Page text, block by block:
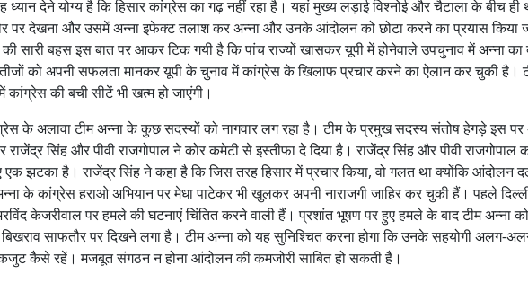
देने योग्य है कि हिसार कांग्रेस का गढ़ नहीं रहा है। यहां मुख्य लड़ाई विश्नोई और चैटाला के बीच ही
पर देखना और उसमें अन्ना इफेक्ट तलाश कर अन्ना और उनके आंदोलन को छोटा करने का प्रयास किया
सारी बहस इस बात पर आकर टिक गयी है कि पांच राज्यों खासकर यूपी में होनेवाले उपचुनाव में अन्ना का
को अपनी सफलता मानकर यूपी के चुनाव में कांग्रेस के खिलाफ प्रचार करने का ऐलान कर चुकी है।
की बची सीटें भी खत्म हो जाएंगी।
के अलावा टीम अन्ना के कुछ सदस्यों को नागवार लग रहा है। टीम के प्रमुख सदस्य संतोष हेगड़े इस पर
सिंह और पीवी राजगोपाल ने कोर कमेटी से इस्तीफा दे दिया है। राजेंद्र सिंह और पीवी राजगोपाल
झटका है। राजेंद्र सिंह ने कहा है कि जिस तरह हिसार में प्रचार किया, वो गलत था क्योंकि आंदोलन
के कांग्रेस हराओ अभियान पर मेधा पाटेकर भी खुलकर अपनी नाराजगी जाहिर कर चुकी हैं। पहले
केजरीवाल पर हमले की घटनाएं चिंतित करने वाली हैं। प्रशांत भूषण पर हुए हमले के बाद टीम अन्ना
साफतौर पर दिखने लगा है। टीम अन्ना को यह सुनिश्चित करना होगा कि उनके सहयोगी अलग-
कैसे रहें। मजबूत संगठन न होना आंदोलन की कमजोरी साबित हो सकती है।